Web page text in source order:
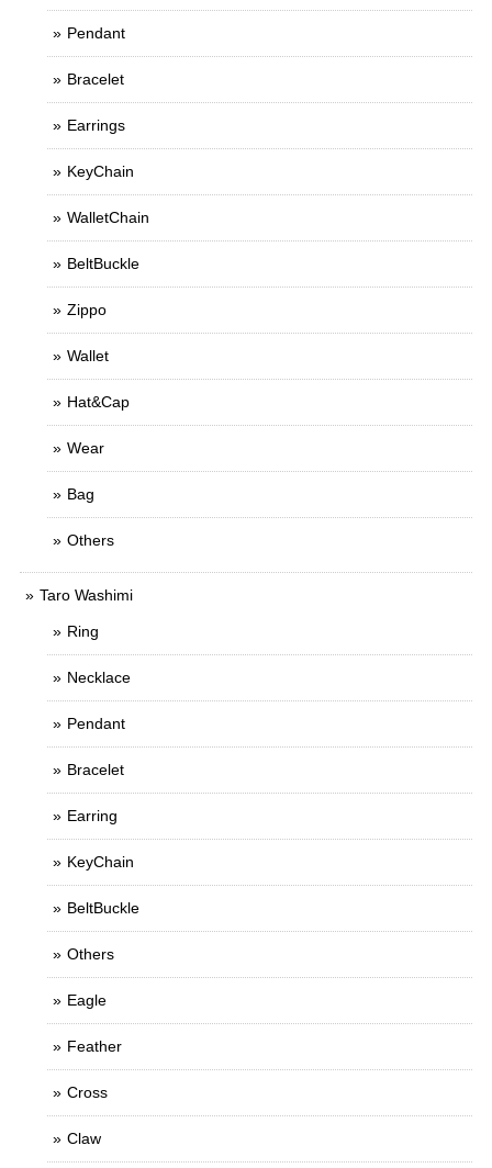
Pendant
Bracelet
Earrings
KeyChain
WalletChain
BeltBuckle
Zippo
Wallet
Hat&Cap
Wear
Bag
Others
Taro Washimi
Ring
Necklace
Pendant
Bracelet
Earring
KeyChain
BeltBuckle
Others
Eagle
Feather
Cross
Claw